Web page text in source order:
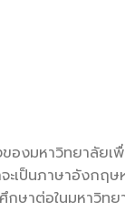
องมหาวิทยาลัย
ะเป็นภาษาอังก
ษาต่อในมหาวิท